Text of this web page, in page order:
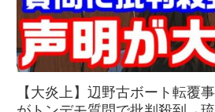
【大炎上】辺野古ボート転覆